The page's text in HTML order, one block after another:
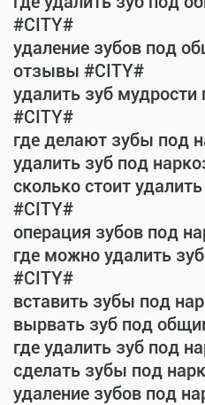
#CITY#
удаление зубов под
отзывы #CITY#
удалить зуб
#CITY#
где делают зубы под
удалить зуб под
сколько стоит
#CITY#
операция зубов под
где можно удалить
#CITY#
вставить зубы под
вырвать зуб под
где удалить зуб под
сделать зубы под
удаление зубов под